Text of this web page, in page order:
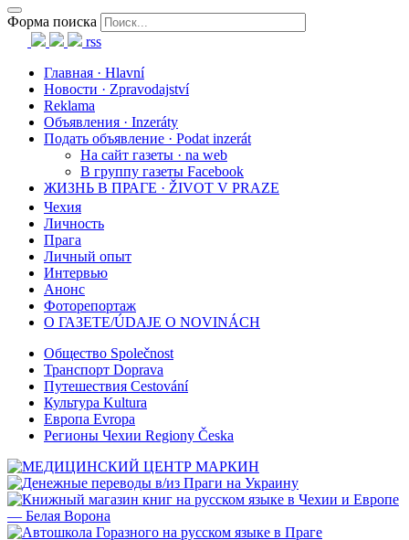
Форма поиска
rss
Главная · Hlavní
Новости · Zpravodajství
Reklama
Объявления · Inzeráty
Подать объявление · Podat inzerát
На сайт газеты · na web
В группу газеты Facebook
ЖИЗНЬ В ПРАГЕ · ŽIVOT V PRAZE
Чехия
Личность
Прага
Личный опыт
Интервью
Анонс
Фоторепортаж
О ГАЗЕТЕ/ÚDAJE O NOVINÁCH
Общество Společnost
Транспорт Doprava
Путешествия Cestování
Культура Kultura
Европа Evropa
Регионы Чехии Regiony Česka